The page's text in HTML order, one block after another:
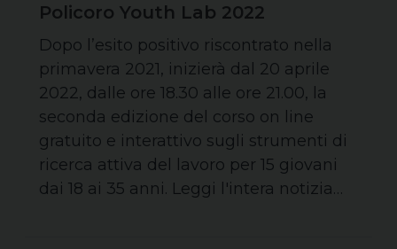
Policoro Youth Lab 2022
Dopo l’esito positivo riscontrato nella
primavera 2021, inizierà dal 20 aprile
2022, dalle ore 18.30 alle ore 21.00, la
seconda edizione del corso on line
gratuito e interattivo sugli strumenti di
ricerca attiva del lavoro per 15 giovani
dai 18 ai 35 anni. Leggi l'intera notizia…